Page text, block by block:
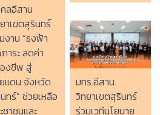
ลอีสาน
าเขตสุรินทร์
งาน “ธงฟ้า
าระ ลดค่า
งชีพ สู่
แดน จังหวัด
ทร์” ช่วยเหลือ
ชาชนและ
มทร.อีสาน
วิทยาเขตสุรินทร์
ร่วมเวทีนโยบาย